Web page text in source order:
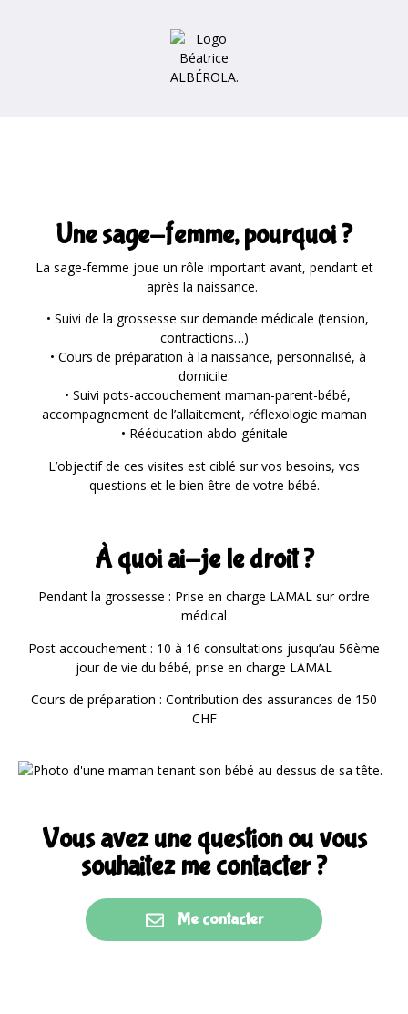
Une sage-femme, pourquoi ?
La sage-femme joue un rôle important avant, pendant et
après la naissance.
• Suivi de la grossesse sur demande médicale (tension,
contractions…)
• Cours de préparation à la naissance, personnalisé, à
domicile.
• Suivi pots-accouchement maman-parent-bébé,
accompagnement de l’allaitement, réflexologie maman
• Rééducation abdo-génitale
L’objectif de ces visites est ciblé sur vos besoins, vos
questions et le bien être de votre bébé.
À quoi ai-je le droit ?
Pendant la grossesse : Prise en charge LAMAL sur ordre
médical
Post accouchement : 10 à 16 consultations jusqu’au 56ème
jour de vie du bébé, prise en charge LAMAL
Cours de préparation : Contribution des assurances de 150
CHF
Vous avez une question ou vous
souhaitez me contacter ?
Me contacter